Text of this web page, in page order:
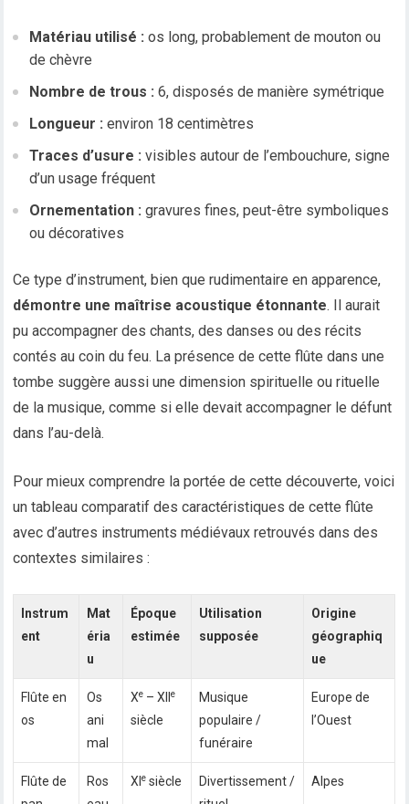
Matériau utilisé : os long, probablement de mouton ou
de chèvre
Nombre de trous : 6, disposés de manière symétrique
Longueur : environ 18 centimètres
Traces d’usure : visibles autour de l’embouchure, signe
d’un usage fréquent
Ornementation : gravures fines, peut-être symboliques
ou décoratives
Ce type d’instrument, bien que rudimentaire en apparence,
démontre une maîtrise acoustique étonnante. Il aurait
pu accompagner des chants, des danses ou des récits
contés au coin du feu. La présence de cette flûte dans une
tombe suggère aussi une dimension spirituelle ou rituelle
de la musique, comme si elle devait accompagner le défunt
dans l’au-delà.
Pour mieux comprendre la portée de cette découverte, voici
un tableau comparatif des caractéristiques de cette flûte
avec d’autres instruments médiévaux retrouvés dans des
contextes similaires :
Instrum
ent
Mat
éria
u
Époque
estimée
Utilisation
supposée
Origine
géographiq
ue
Flûte en
os
Os
ani
mal
Xe – XIIe
siècle
Musique
populaire /
funéraire
Europe de
l’Ouest
Flûte de
Ros
XIe siècle
Divertissement /
Alpes